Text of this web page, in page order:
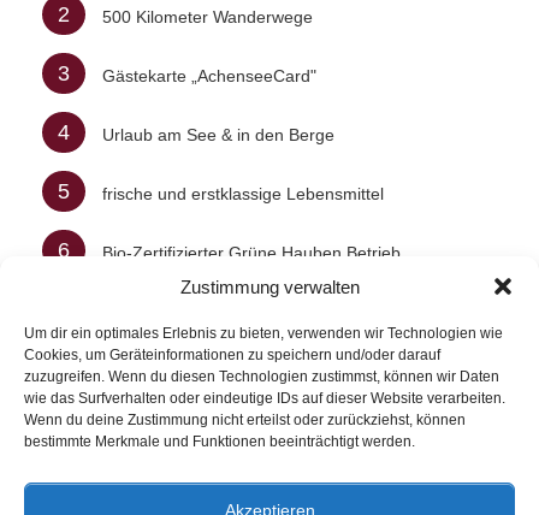
Zustimmung verwalten
Um dir ein optimales Erlebnis zu bieten, verwenden wir Technologien wie
Cookies, um Geräteinformationen zu speichern und/oder darauf
zuzugreifen. Wenn du diesen Technologien zustimmst, können wir Daten
wie das Surfverhalten oder eindeutige IDs auf dieser Website verarbeiten.
Wenn du deine Zustimmung nicht erteilst oder zurückziehst, können
bestimmte Merkmale und Funktionen beeinträchtigt werden.
Akzeptieren
2 500 Kilometer Wanderwege
3 Gästekarte „AchenseeCard"
4 Urlaub am See & in den Berge
5 frische und erstklassige Lebensmittel
6 Bio-Zertifizierter Grüne Hauben Betrieb
8 Natur Spa auf der Alm